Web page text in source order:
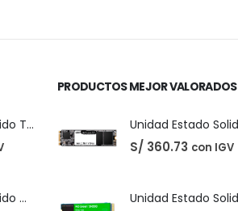
Unidad Estado Solido TeamGroup 512GB MS30
Unidad Estado Solido Western Digital Green SN350 2TB
PRODUCTOS MEJOR VALORADOS
S/ 360.73 con IGV